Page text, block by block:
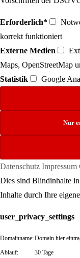
Erforderlich*
korrekt funktioniert
Externe Medien
Maps, OpenStreetMap
Statistik
Google
Datenschutz Impressum
Dies sind Blindinhalte
Inhalte durch Ihre
user_privacy_settings
Domainname:Domain hier
Ablauf: 30 Tage